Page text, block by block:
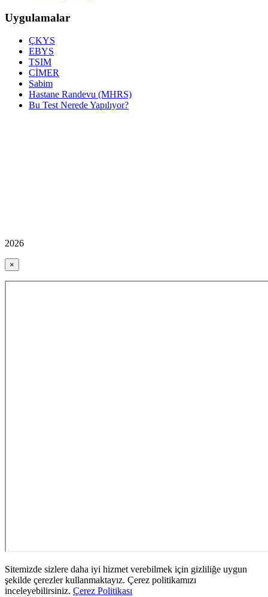
Uygulamalar
ÇKYS
EBYS
TSIM
CİMER
Sabim
Hastane Randevu (MHRS)
Bu Test Nerede Yapılıyor?
2026
×
Sitemizde sizlere daha iyi hizmet verebilmek için gizliliğe uygun
şekilde çerezler kullanmaktayız. Çerez politikamızı
inceleyebilirsiniz. Çerez Politikası